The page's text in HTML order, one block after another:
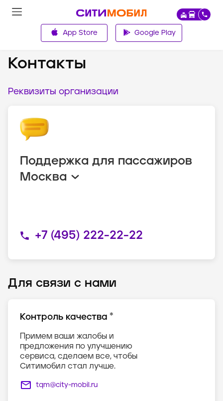
App Store Google Play
О компании
Контакты
Реквизиты организации
Поддержка для пассажиров
Москва
+7 (495) 222-22-22
Для связи с нами
Контроль качества *
Примем ваши жалобы и
предложения по улучшению
сервиса, сделаем все, чтобы
Ситимобил стал лучше.
tqm@city-mobil.ru